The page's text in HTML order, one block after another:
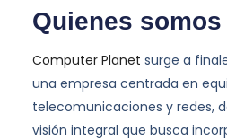
Quienes somos
Computer Planet surge a
una empresa centrada en
telecomunicaciones y redes,
visión integral que busca